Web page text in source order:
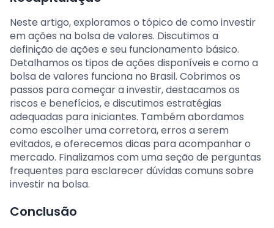
Neste artigo, exploramos o tópico de como investir
em ações na bolsa de valores. Discutimos a
definição de ações e seu funcionamento básico.
Detalhamos os tipos de ações disponíveis e como a
bolsa de valores funciona no Brasil. Cobrimos os
passos para começar a investir, destacamos os
riscos e benefícios, e discutimos estratégias
adequadas para iniciantes. Também abordamos
como escolher uma corretora, erros a serem
evitados, e oferecemos dicas para acompanhar o
mercado. Finalizamos com uma seção de perguntas
frequentes para esclarecer dúvidas comuns sobre
investir na bolsa.
Conclusão